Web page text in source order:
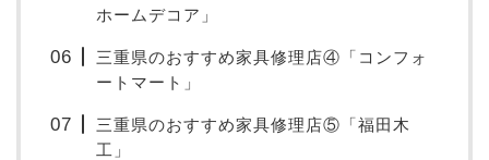
ホームデコア」
三重県のおすすめ家具修理店④「コンフォ
ートマート」
三重県のおすすめ家具修理店⑤「福田木
工」